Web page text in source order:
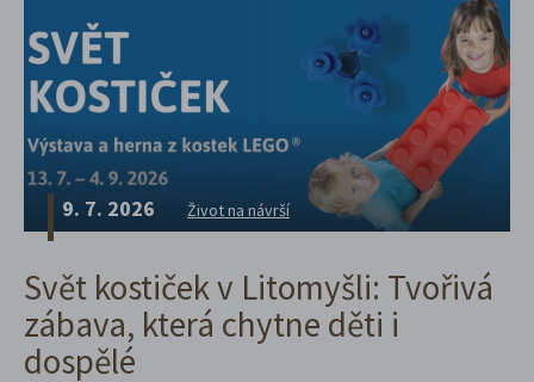
9. 7. 2026 Život na návrší
Svět kostiček v Litomyšli: Tvořivá
zábava, která chytne děti i
dospělé